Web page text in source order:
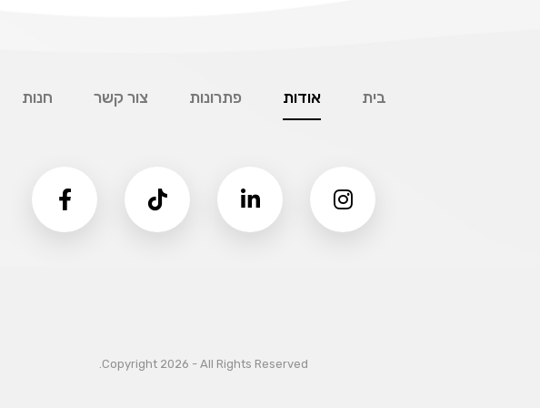
בית אודות פתרונות צור קשר חנות
Copyright 2026 - All Rights Reserved.